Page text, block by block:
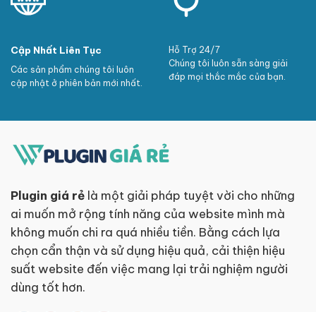
Cập Nhất Liên Tục
Các sản phẩm chúng tôi luôn
cập nhật ở phiên bản mới nhất.
Hỗ Trợ 24/7
Chúng tôi luôn sẵn sàng giải
đáp mọi thắc mắc của bạn.
Plugin giá rẻ là một giải pháp tuyệt vời cho những
ai muốn mở rộng tính năng của website mình mà
không muốn chi ra quá nhiều tiền. Bằng cách lựa
chọn cẩn thận và sử dụng hiệu quả, cải thiện hiệu
suất website đến việc mang lại trải nghiệm người
dùng tốt hơn.